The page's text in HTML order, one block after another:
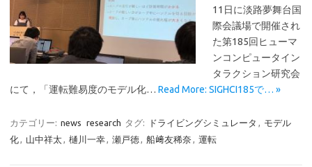
11日に淡路夢舞台国
際会議場で開催され
た第185回ヒューマ
ンコンピュータイン
タラクション研究会
にて，「運転難易度のモデル化… Read More: SIGHCI185で… »
カテゴリー: news research タグ: ドライビングシミュレータ , モデル
化, 山中祥太, 樋川一幸, 瀬戸徳, 船﨑友稀奈, 運転